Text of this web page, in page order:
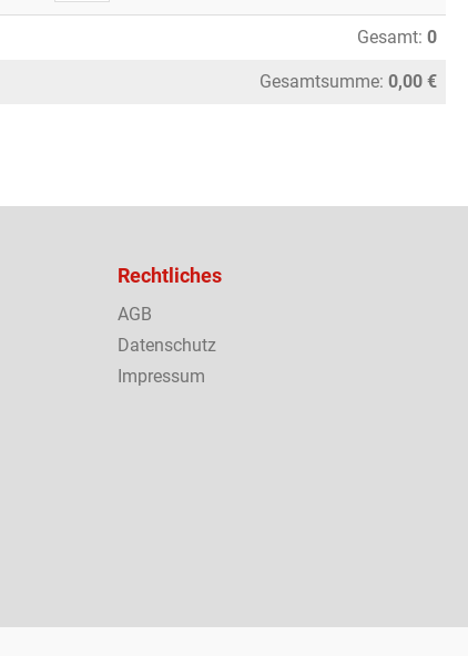
Gesamt: 0
Gesamtsumme: 0,00 €
Rechtliches
AGB
Datenschutz
Impressum